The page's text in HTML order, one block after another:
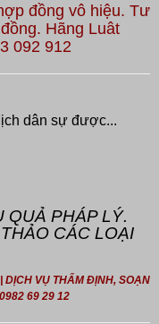
đồng vô hiệu. Tư
Hãng Luât
092 912
dân sự được...
QUẢ PHÁP LÝ.
CÁC LOẠI
DỊCH VỤ THẨM ĐỊNH, SOẠN
69 29 12